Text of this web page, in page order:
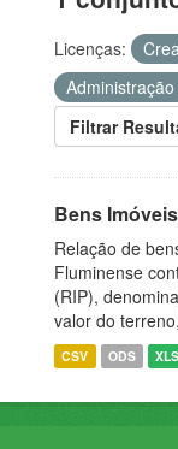
Licenças:
Administração
Filtrar
Bens Imóveis
Relação de
Fluminense
(RIP),
valor do
CSV ODS